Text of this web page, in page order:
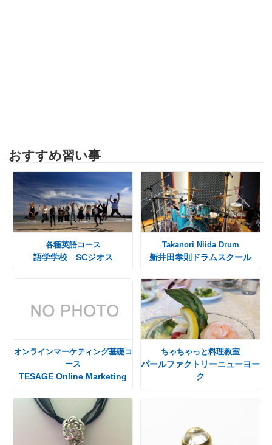
おすすめ習い事
各種英語コース
語学学校 SCジオス
Takanori Niida Drum
新井田孝則ドラムスクール
オンラインマーケティング基礎コ
ース
TESAGE Online Marketing
ちゃちゃっと料理教室
パールファクトリーニューヨー
ク